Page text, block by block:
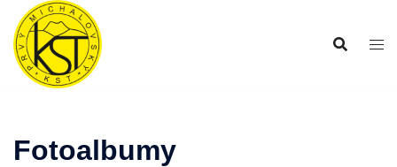
Preskočiť
obsah
Fotoalbumy